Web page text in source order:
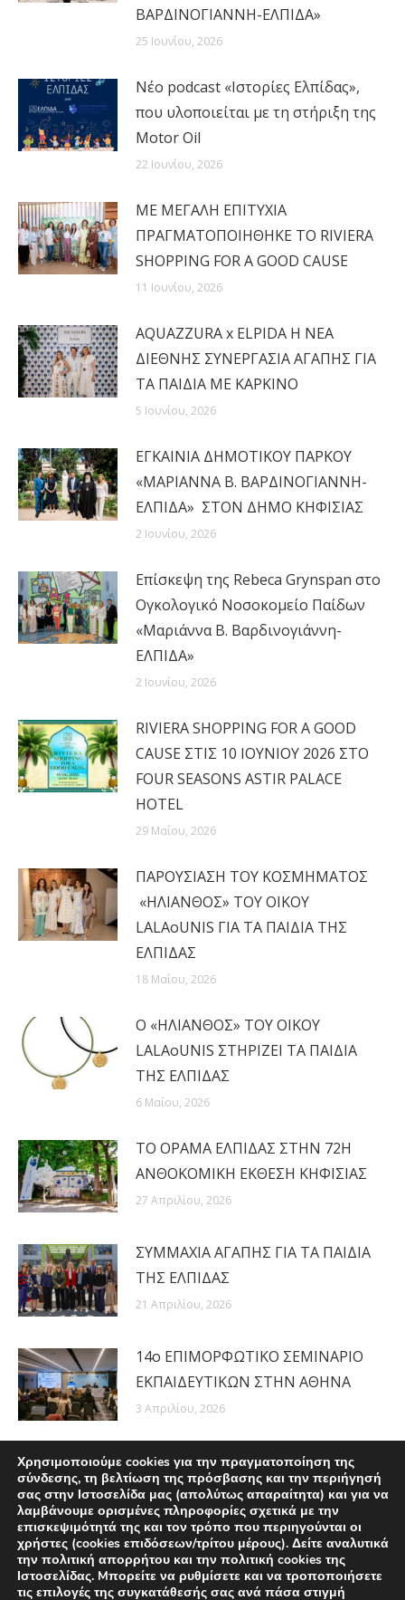
ΒΑΡΔΙΝΟΓΙΑΝΝΗ-ΕΛΠΙΔΑ»
25 Ιουνίου, 2026
Νέο podcast «Ιστορίες Ελπίδας»,
που υλοποιείται με τη στήριξη της
Motor Oil
22 Ιουνίου, 2026
MΕ ΜΕΓΑΛΗ ΕΠΙΤΥΧΙΑ
ΠΡΑΓΜΑΤΟΠΟΙΗΘΗΚΕ ΤΟ RIVIERA
SHOPPING FOR A GOOD CAUSE
11 Ιουνίου, 2026
AQUAZZURA x ELPIDA Η ΝΕΑ
ΔΙΕΘΝΗΣ ΣΥΝΕΡΓΑΣΙΑ ΑΓΑΠΗΣ ΓΙΑ
ΤΑ ΠΑΙΔΙΑ ΜΕ ΚΑΡΚΙΝΟ
5 Ιουνίου, 2026
ΕΓΚΑΙΝΙΑ ΔΗΜΟΤΙΚΟΥ ΠΑΡΚΟΥ
«ΜΑΡΙΑΝΝΑ Β. ΒΑΡΔΙΝΟΓΙΑΝΝΗ-
ΕΛΠΙΔΑ» ΣΤΟΝ ΔΗΜΟ ΚΗΦΙΣΙΑΣ
2 Ιουνίου, 2026
Επίσκεψη της Rebeca Grynspan στο
Ογκολογικό Νοσοκομείο Παίδων
«Μαριάννα Β. Βαρδινογιάννη-
ΕΛΠΙΔΑ»
2 Ιουνίου, 2026
RIVIERA SHOPPING FOR A GOOD
CAUSE ΣΤΙΣ 10 ΙΟΥΝΙΟΥ 2026 ΣΤΟ
FOUR SEASONS ASTIR PALACE
HOTEL
29 Μαΐου, 2026
ΠΑΡΟΥΣΙΑΣΗ ΤΟΥ ΚΟΣΜΗΜΑΤΟΣ
«ΗΛΙΑΝΘΟΣ» ΤΟΥ ΟΙΚΟΥ
LALAoUNIS ΓΙΑ ΤΑ ΠΑΙΔΙΑ ΤΗΣ
ΕΛΠΙΔΑΣ
18 Μαΐου, 2026
Ο «ΗΛΙΑΝΘΟΣ» ΤΟΥ ΟΙΚΟΥ
LALAoUNIS ΣΤΗΡΙΖΕΙ ΤΑ ΠΑΙΔΙΑ
ΤΗΣ ΕΛΠΙΔΑΣ
6 Μαΐου, 2026
ΤΟ ΟΡΑΜΑ ΕΛΠΙΔΑΣ ΣΤΗΝ 72Η
ΑΝΘΟΚΟΜΙΚΗ ΕΚΘΕΣΗ ΚΗΦΙΣΙΑΣ
27 Απριλίου, 2026
ΣΥΜΜΑΧΙΑ ΑΓΑΠΗΣ ΓΙΑ ΤΑ ΠΑΙΔΙΑ
ΤΗΣ ΕΛΠΙΔΑΣ
21 Απριλίου, 2026
14ο ΕΠΙΜΟΡΦΩΤΙΚΟ ΣΕΜΙΝΑΡΙΟ
ΕΚΠΑΙΔΕΥΤΙΚΩΝ ΣΤΗΝ ΑΘΗΝΑ
3 Απριλίου, 2026
Χρησιμοποιούμε cookies για την πραγματοποίηση της
σύνδεσης, τη βελτίωση της πρόσβασης και την περιήγησή
σας στην Ιστοσελίδα μας (απολύτως απαραίτητα) και για να
λαμβάνουμε ορισμένες πληροφορίες σχετικά με την
επισκεψιμότητά της και τον τρόπο που περιηγούνται οι
χρήστες (cookies επιδόσεων/τρίτου μέρους). Δείτε αναλυτικά
την πολιτική απορρήτου και την πολιτική cookies της
Ιστοσελίδας. Mπορείτε να ρυθμίσετε και να τροποποιήσετε
τις επιλογές της συγκατάθεσής σας ανά πάσα στιγμή